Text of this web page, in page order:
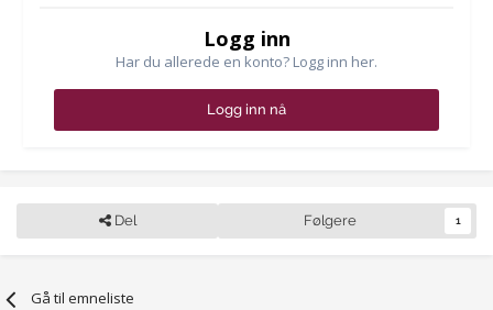
Logg inn
Har du allerede en konto? Logg inn her.
Logg inn nå
Del Følgere 1
Gå til emneliste